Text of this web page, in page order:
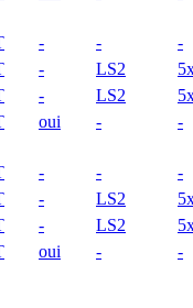
- -
-
- LS2
- LS2
oui -
-
- -
-
- LS2
- LS2
oui -
-